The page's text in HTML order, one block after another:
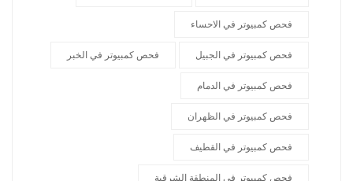
فحص كمبيوتر في الاحساء
فحص كمبيوتر في الجبيل فحص كمبيوتر في الخبر
فحص كمبيوتر في الدمام
فحص كمبيوتر في الظهران
فحص كمبيوتر في القطيف
فحص كمبيوتر في المنطقة الشرقية